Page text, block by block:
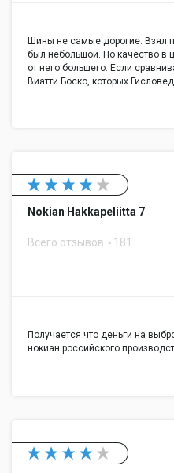
Шины не самые дорогие. Взял
был небольшой. Но качество в
от него большего. Если
Виатти Боско, которых
Nokian Hakkapeliitta 7
Всего отзывов 181
Получается что деньги на
нокиан российского